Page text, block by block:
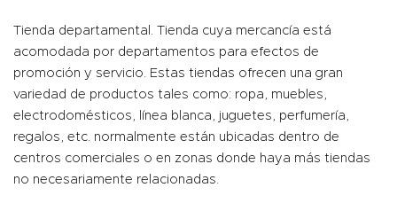
Tienda departamental. Tienda cuya mercancía está
acomodada por departamentos para efectos de
promoción y servicio. Estas tiendas ofrecen una gran
variedad de productos tales como: ropa, muebles,
electrodomésticos, línea blanca, juguetes, perfumería,
regalos, etc. normalmente están ubicadas dentro de
centros comerciales o en zonas donde haya más tiendas
no necesariamente relacionadas.